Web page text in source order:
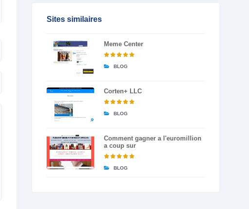
Sites similaires
Meme Center
BLOG
Corten+ LLC
BLOG
Comment gagner a l'euromillion
a coup sur
BLOG